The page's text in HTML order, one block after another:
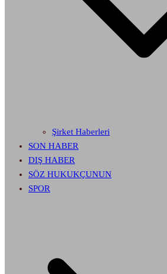
Şirket Haberleri
SON HABER
DIŞ HABER
SÖZ HUKUKÇUNUN
SPOR